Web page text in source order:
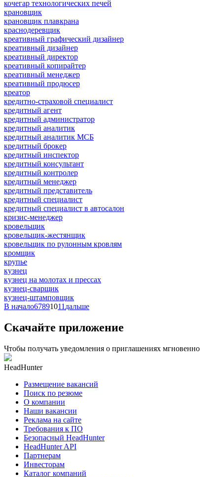
кочегар технологических печей
крановщик
крановщик плавкрана
краснодеревщик
креативный графический дизайнер
креативный дизайнер
креативный директор
креативный копирайтер
креативный менеджер
креативный продюсер
креатор
кредитно-страховой специалист
кредитный агент
кредитный администратор
кредитный аналитик
кредитный аналитик МСБ
кредитный брокер
кредитный инспектор
кредитный консультант
кредитный контролер
кредитный менеджер
кредитный представитель
кредитный специалист
кредитный специалист в автосалон
кризис-менеджер
кровельщик
кровельщик-жестянщик
кровельщик по рулонным кровлям
кромщик
крупье
кузнец
кузнец на молотах и прессах
кузнец-сварщик
кузнец-штамповщик
В начало67891011 дальше
Скачайте приложение
Чтобы получать уведомления о приглашениях мгновенно
HeadHunter
Размещение вакансий
Поиск по резюме
О компании
Наши вакансии
Реклама на сайте
Требования к ПО
Безопасный HeadHunter
HeadHunter API
Партнерам
Инвесторам
Каталог компаний